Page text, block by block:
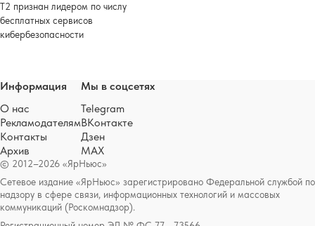
Т2 признан лидером по числу
бесплатных сервисов
кибербезопасности
© 2012–2026 «ЯрНьюс»
Сетевое издание «ЯрНьюс» зарегистрировано Федеральной службой по
надзору в сфере связи, информационных технологий и массовых
коммуникаций (Роскомнадзор).
Информация
О нас
Рекламодателям
Контакты
Архив
Мы в соцсетях
Telegram
ВКонтакте
Дзен
MAX